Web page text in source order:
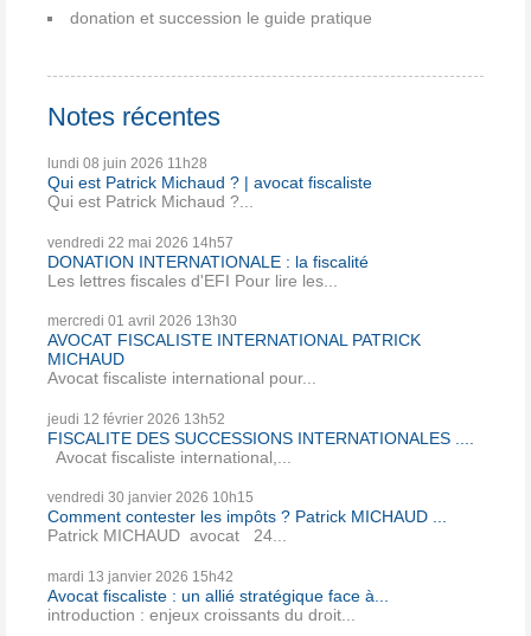
donation et succession le guide pratique
Notes récentes
lundi 08 juin 2026 11h28
Qui est Patrick Michaud ? | avocat fiscaliste
Qui est Patrick Michaud ?...
vendredi 22 mai 2026 14h57
DONATION INTERNATIONALE : la fiscalité
Les lettres fiscales d'EFI Pour lire les...
mercredi 01 avril 2026 13h30
AVOCAT FISCALISTE INTERNATIONAL PATRICK
MICHAUD
Avocat fiscaliste international pour...
jeudi 12 février 2026 13h52
FISCALITE DES SUCCESSIONS INTERNATIONALES ....
Avocat fiscaliste international,...
vendredi 30 janvier 2026 10h15
Comment contester les impôts ? Patrick MICHAUD ...
Patrick MICHAUD avocat 24...
mardi 13 janvier 2026 15h42
Avocat fiscaliste : un allié stratégique face à...
introduction : enjeux croissants du droit...